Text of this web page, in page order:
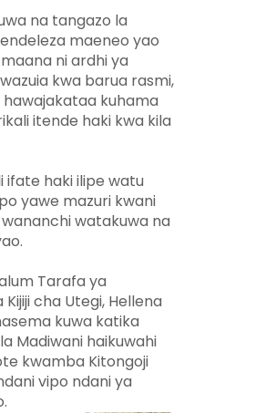
na tangazo la
maeneo yao
ni ardhi ya
kwa barua rasmi,
kuhama
itende haki kwa kila
ifate haki ilipe watu
yawe mazuri kwani
watakuwa na
Tarafa ya
Kijiji cha Utegi, Hellena
kuwa katika
Madiwani haikuwahi
kwamba Kitongoji
vipo ndani ya